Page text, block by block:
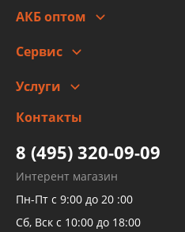
Гарантии и возврат
АКБ оптом
Сервис
Заправка кондиционера авто
Детейлинг
Услуги
высокого давления
Тормозных трубок
Рукавов гидроусилителей
Рукавов компрессоров и турбин
Трубок кондиционеров
Контакты
8 (495) 320-09-09
Интерент магазин
Пн-Пт с 9:00 до 20 :00
Сб, Вск с 10:00 до 18:00